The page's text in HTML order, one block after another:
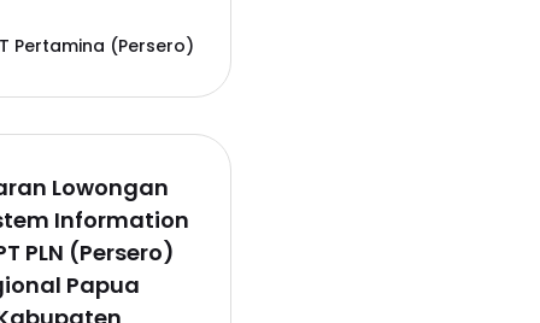
Pertamina (Persero)
Lowongan
Information
PLN (Persero)
Papua